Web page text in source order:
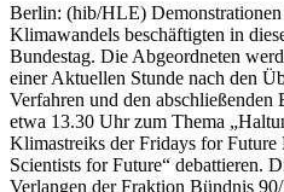
Berlin: (hib/HLE) Demonstrationen
Klimawandels beschäftigten in
Bundestag. Die Abgeordneten
einer Aktuellen Stunde nach den
Verfahren und den abschließenden
etwa 13.30 Uhr zum Thema
Klimastreiks der Fridays for Future
Scientists for Future“ debattieren.
Verlangen der Fraktion Bündnis